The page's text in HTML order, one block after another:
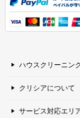
ハウスクリーニン
クリシアについて
サービス対応エリ